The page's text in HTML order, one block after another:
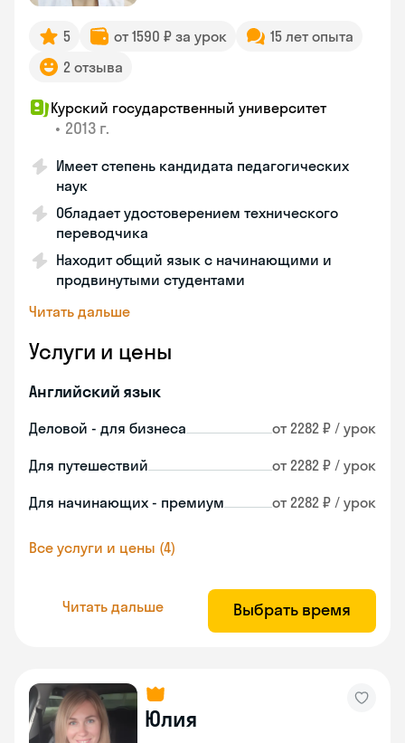
5 от 1590 ₽ за урок
15 лет опыта
2 отзыва
Курский государственный университет
• 2013 г.
Имеет степень кандидата педагогических
наук
Обладает удостоверением технического
переводчика
Находит общий язык с начинающими и
продвинутыми студентами
Читать дальше
Услуги и цены
Английский язык
Деловой - для бизнеса от 2282 ₽ / урок
Для путешествий от 2282 ₽ / урок
Для начинающих - премиум от 2282 ₽ / урок
Все услуги и цены (4)
Читать дальше Выбрать время
Юлия